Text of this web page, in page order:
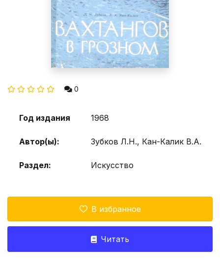
0
Год издания 1968
Автор(ы): Зубков Л.Н., Кан-Калик В.А.
Раздел: Искусство
В избранное
Читать